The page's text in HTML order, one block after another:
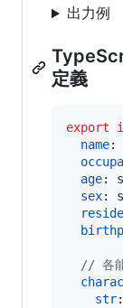
出力例
定義
export
name:
age:
sex:
// 各
str: